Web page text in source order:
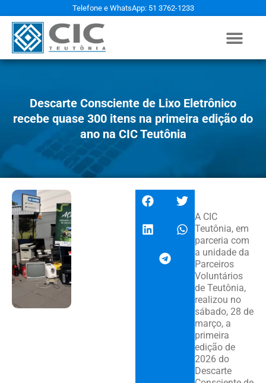
Telefone e WhatsApp: 51 3762-1233
Descarte Consciente de Lixo Eletrônico
recebe quase 300 itens na primeira edição do
ano na CIC Teutônia
A CIC
Teutônia, em
parceria com
a unidade da
Parceiros
Voluntários
de Teutônia,
realizou no
sábado, 28 de
março, a
primeira
edição de
2026 do
Descarte